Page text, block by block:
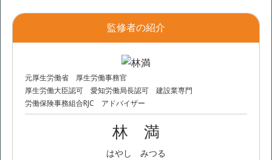
監修者の紹介
元厚生労働省 厚生労働事務官
厚生労働大臣認可 愛知労働局長認可 建設業専門
労働保険事務組合RJC アドバイザー
林 満
はやし みつる